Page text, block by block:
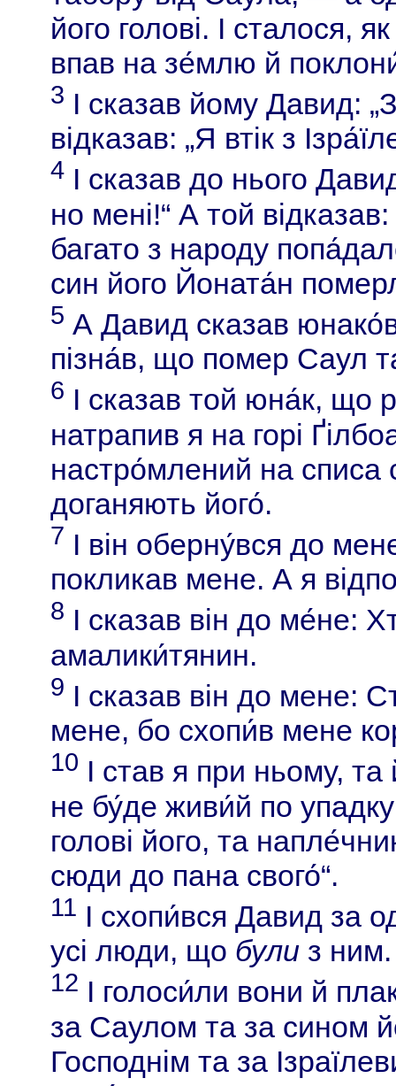
його голові. І сталося,
впав на зе́млю й
3 І сказав йому Давид:
відказав: „Я втік з
4 І сказав до нього
но мені!“ А той
багато з народу
син його Йоната́н
5 А Давид сказав
пізна́в, що помер Саул
6 І сказав той юна́к, що
натрапив я на горі
настро́млений на списа
доганяють його́.
7 І він оберну́вся до
покликав мене. А я
8 І сказав він до ме́не:
амалики́тянин.
9 І сказав він до мене:
мене, бо схопи́в мене
10 І став я при ньому,
не бу́де живи́й по
голові його, та
сюди до пана свого́“.
11 І схопи́вся Давид за
усі люди, що були з ним.
12 І голоси́ли вони й
за Саулом та за сином
Господнім та за